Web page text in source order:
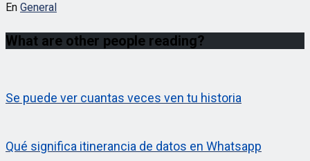
En General
What are other people reading?
Se puede ver cuantas veces ven tu historia
Qué significa itinerancia de datos en Whatsapp